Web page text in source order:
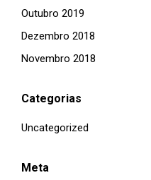
Outubro 2019
Dezembro 2018
Novembro 2018
Categorias
Uncategorized
Meta